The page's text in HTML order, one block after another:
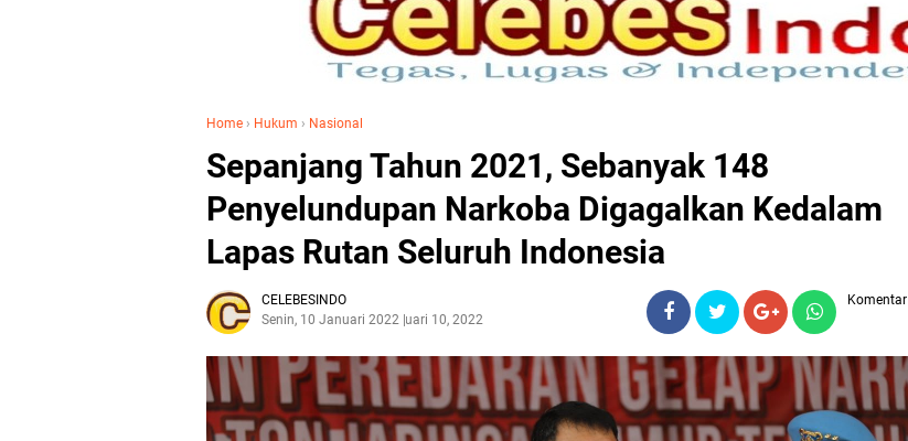
Home › Hukum › Nasional
Sepanjang Tahun 2021, Sebanyak 148
Penyelundupan Narkoba Digagalkan Kedalam
Lapas Rutan Seluruh Indonesia
CELEBESINDO
Senin, 10 Januari 2022Januari 10, 2022
Komentar